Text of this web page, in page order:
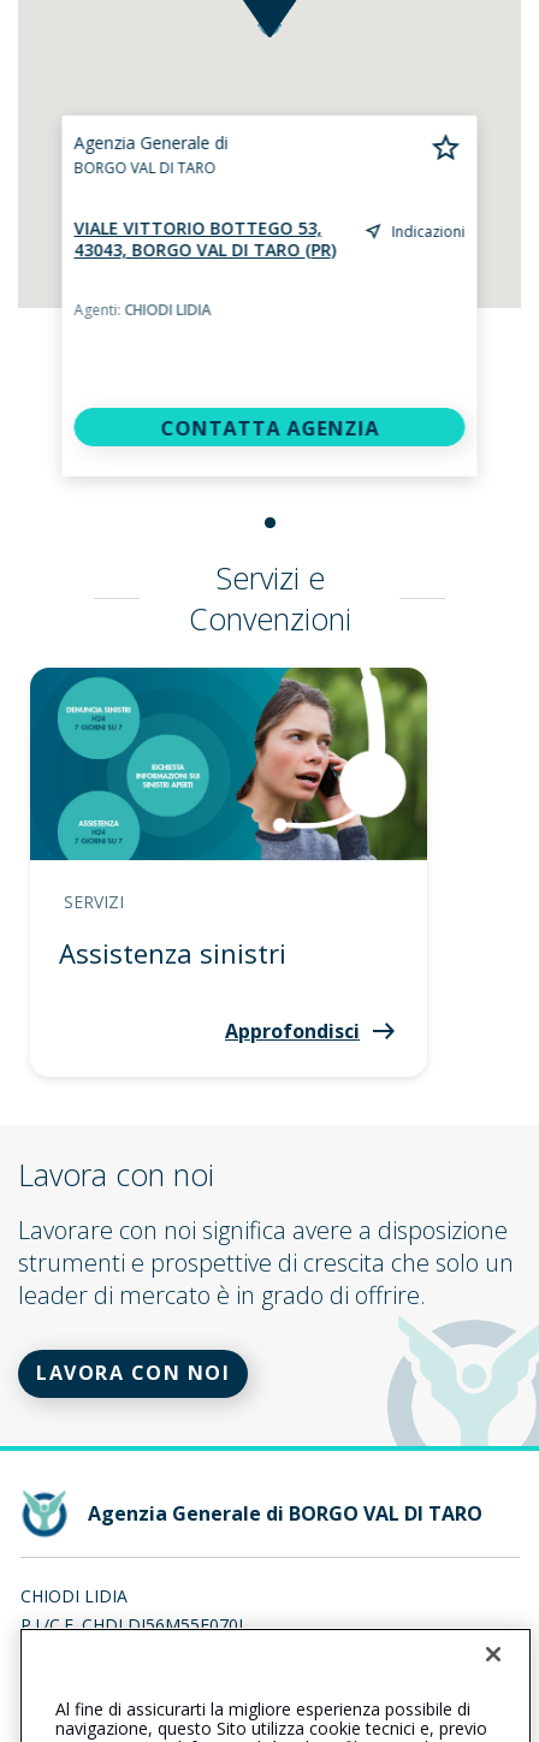
Agenzia Generale di
BORGO VAL DI TARO
VIALE VITTORIO BOTTEGO 53,
43043, BORGO VAL DI TARO (PR)
Indicazioni
Agenti:CHIODI LIDIA
CONTATTA AGENZIA
Servizi e
Convenzioni
SERVIZI
Assistenza sinistri
Approfondisci
Lavora con noi
Lavorare con noi significa avere a disposizione
strumenti e prospettive di crescita che solo un
leader di mercato è in grado di offrire.
LAVORA CON NOI
Agenzia Generale di BORGO VAL DI TARO
CHIODI LIDIA
P.I./C.F. CHDLDI56M55E070J
052590698 052591469
Al fine di assicurarti la migliore esperienza possibile di
navigazione, questo Sito utilizza cookie tecnici e, previo